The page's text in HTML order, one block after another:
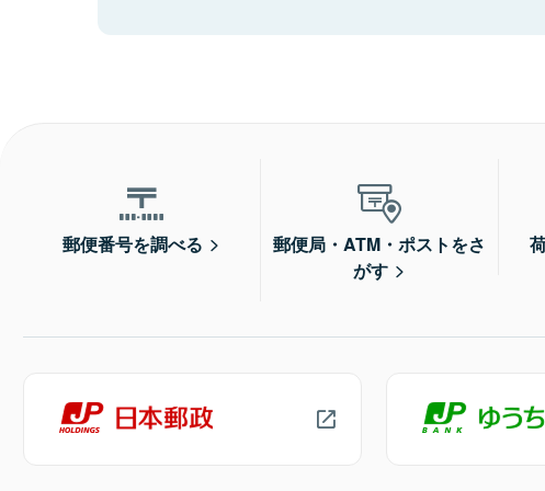
郵便番号を調べる
郵便局・ATM・ポストをさ
がす